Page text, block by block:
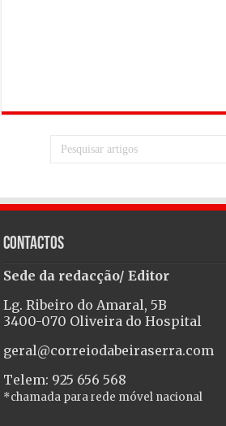
Contactos
Sede da redacção/ Editor
Lg. Ribeiro do Amaral, 5B
3400-070 Oliveira do Hospital
geral@correiodabeiraserra.com
Telem: 925 656 568
*chamada para rede móvel nacional